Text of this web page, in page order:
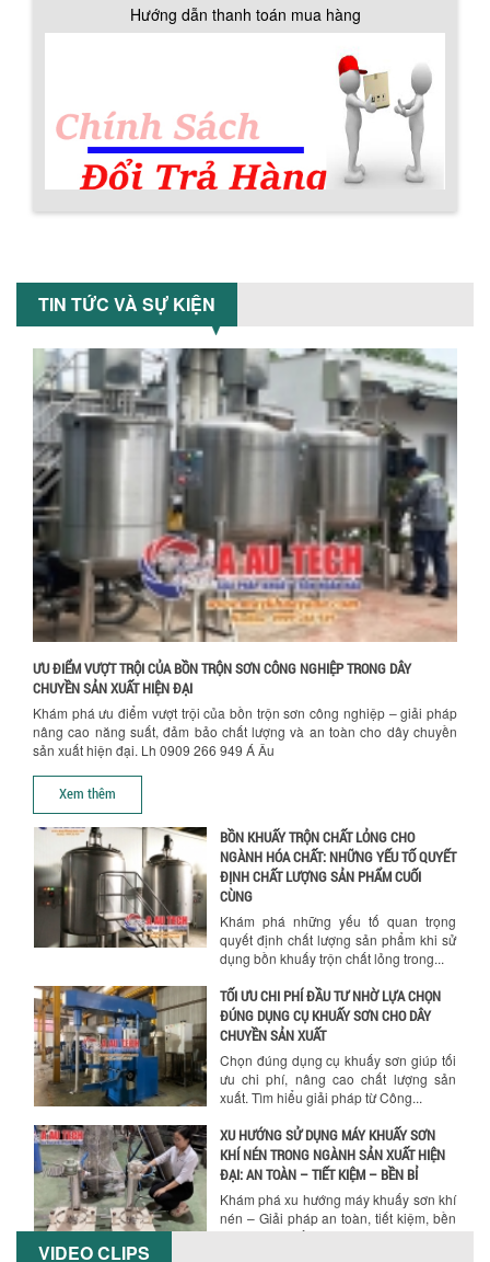
Hướng dẫn thanh toán mua hàng
Chính sách bảo hành
Hướng dẫn thanh toán mua hàng
TIN TỨC VÀ SỰ KIỆN
ƯU ĐIỂM VƯỢT TRỘI CỦA BỒN TRỘN SƠN CÔNG NGHIỆP TRONG DÂY
CHUYỀN SẢN XUẤT HIỆN ĐẠI
Khám phá ưu điểm vượt trội của bồn trộn sơn công nghiệp – giải pháp
nâng cao năng suất, đảm bảo chất lượng và an toàn cho dây chuyền
sản xuất hiện đại. Lh 0909 266 949 Á Âu
Xem thêm
Máy trộn bột khô 200kg được gia công
sản xuất tại công ty Á Âu. Máy dùng
trộn các loại bột khô trong các ngành...
VÌ SAO DOANH NGHIỆP NÊN CHỌN MÁY
NGHIỀN MÀU SƠN Á ÂU?
Khám phá lý do doanh nghiệp nên
chọn máy nghiền màu sơn Á Âu: hiệu
CÔNG NGHIỆP GIẢM SỐC
công nghiệp giảm sốc lên đến 20%.
Tiết kiệm chi phí, nhận ngay máy
khuấy...
TỐI ƯU CHI PHÍ SẢN XUẤT VỚI MÁY TRỘN
SƠN CÔNG NGHIỆP HIỆN ĐẠI
Khám phá cách máy trộn sơn công
nghiệp giúp doanh nghiệp tiết kiệm
nguyên liệu, nhân công và chi phí vận
NHỮNG TIÊU CHÍ QUAN TRỌNG KHI LỰA
CHỌN MÁY KHUẤY TRỘN HÓA CHẤT CHO
NHÀ MÁY
Khám phá những tiêu chí quan trọng
giúp doanh nghiệp lựa chọn máy khuấy
trộn hóa chất phù hợp. Từ máy khuấy
hóa...
BỒN KHUẤY SƠN: VẬT LIỆU, DUNG TÍCH VÀ
CÔNG SUẤT KHUẤY
Khám phá các yếu tố quan trọng khi
BỒN KHUẤY TRỘN CHẤT LỎNG CHO
NGÀNH HÓA CHẤT: NHỮNG YẾU TỐ QUYẾT
ĐỊNH CHẤT LƯỢNG SẢN PHẨM CUỐI
CÙNG
Khám phá những yếu tố quan trọng
quyết định chất lượng sản phẩm khi sử
dụng bồn khuấy trộn chất lỏng trong...
TỐI ƯU CHI PHÍ ĐẦU TƯ NHỜ LỰA CHỌN
ĐÚNG DỤNG CỤ KHUẤY SƠN CHO DÂY
CHUYỀN SẢN XUẤT
Chọn đúng dụng cụ khuấy sơn giúp tối
ưu chi phí, nâng cao chất lượng sản
xuất. Tìm hiểu giải pháp từ Công...
XU HƯỚNG SỬ DỤNG MÁY KHUẤY SƠN
KHÍ NÉN TRONG NGÀNH SẢN XUẤT HIỆN
ĐẠI: AN TOÀN – TIẾT KIỆM – BỀN BỈ
Khám phá xu hướng máy khuấy sơn khí
nén – Giải pháp an toàn, tiết kiệm, bền
bỉ cho sản xuất sơn công nghiệp...
VIDEO CLIPS